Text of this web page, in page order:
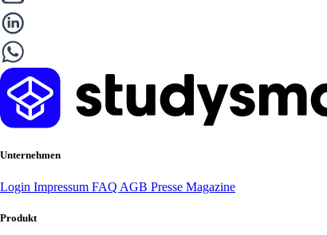
Unternehmen
Login Impressum FAQ AGB Presse Magazine
Produkt